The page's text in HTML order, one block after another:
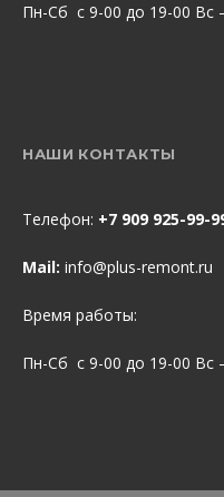
Пн-Сб с 9-00 до 19-00 Вс
НАШИ КОНТАКТЫ
Телефон: +7 909 925-99-
Mail: info@plus-remont.ru
Время работы:
Пн-Сб с 9-00 до 19-00 Вс